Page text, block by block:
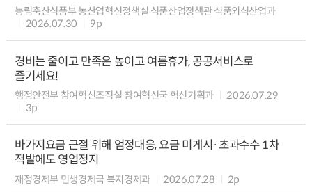
농림축산식품부 농산업혁신정책실 식품산업정책관 식품외식산업과
2026.07.30
9p
경비는 줄이고 만족은 높이고 여름휴가, 공공서비스로
즐기세요!
행정안전부 참여혁신조직실 참여혁신국 혁신기획과
2026.07.29
3p
바가지요금 근절 위해 엄정대응, 요금 미게시·초과수수 1차
적발에도 영업정지
재정경제부 민생경제국 복지경제과 2026.07.28 2p